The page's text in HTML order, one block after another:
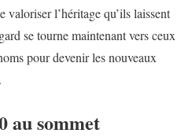
valoriser l’héritage qu’ils laissent
se tourne maintenant vers ceux
pour devenir les nouveaux
au sommet